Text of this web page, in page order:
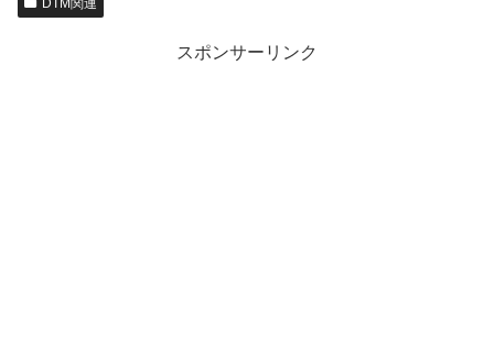
DTM関連
スポンサーリンク